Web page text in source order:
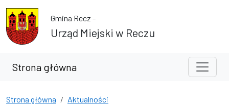
Przejdź do treści
Przejdź do wyszukiwarki
Gmina Recz -
Urząd Miejski w Reczu
Strona główna
Strona główna
Aktualności